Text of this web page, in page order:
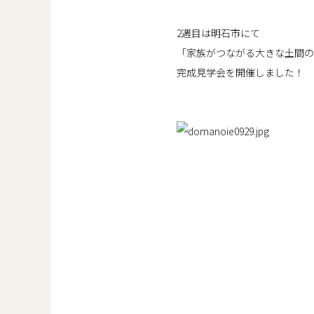
2週目は明石市にて
「家族がつながる大きな土間
完成見学会を開催しました！